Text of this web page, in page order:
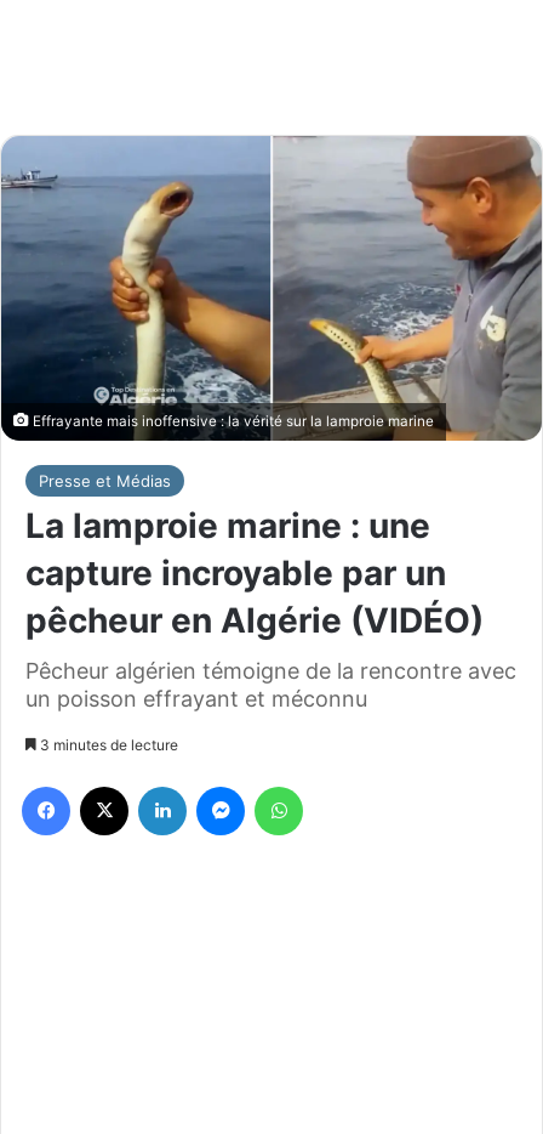
Effrayante mais inoffensive : la vérité sur la lamproie marine
Presse et Médias
La lamproie marine : une
capture incroyable par un
pêcheur en Algérie (VIDÉO)
Pêcheur algérien témoigne de la rencontre avec
un poisson effrayant et méconnu
3 minutes de lecture